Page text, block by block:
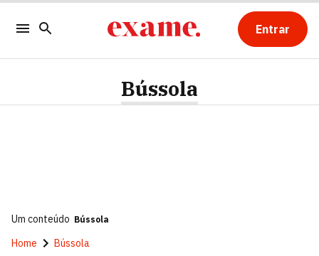
Entrar
Bússola
Um conteúdo Bússola
Home Bússola